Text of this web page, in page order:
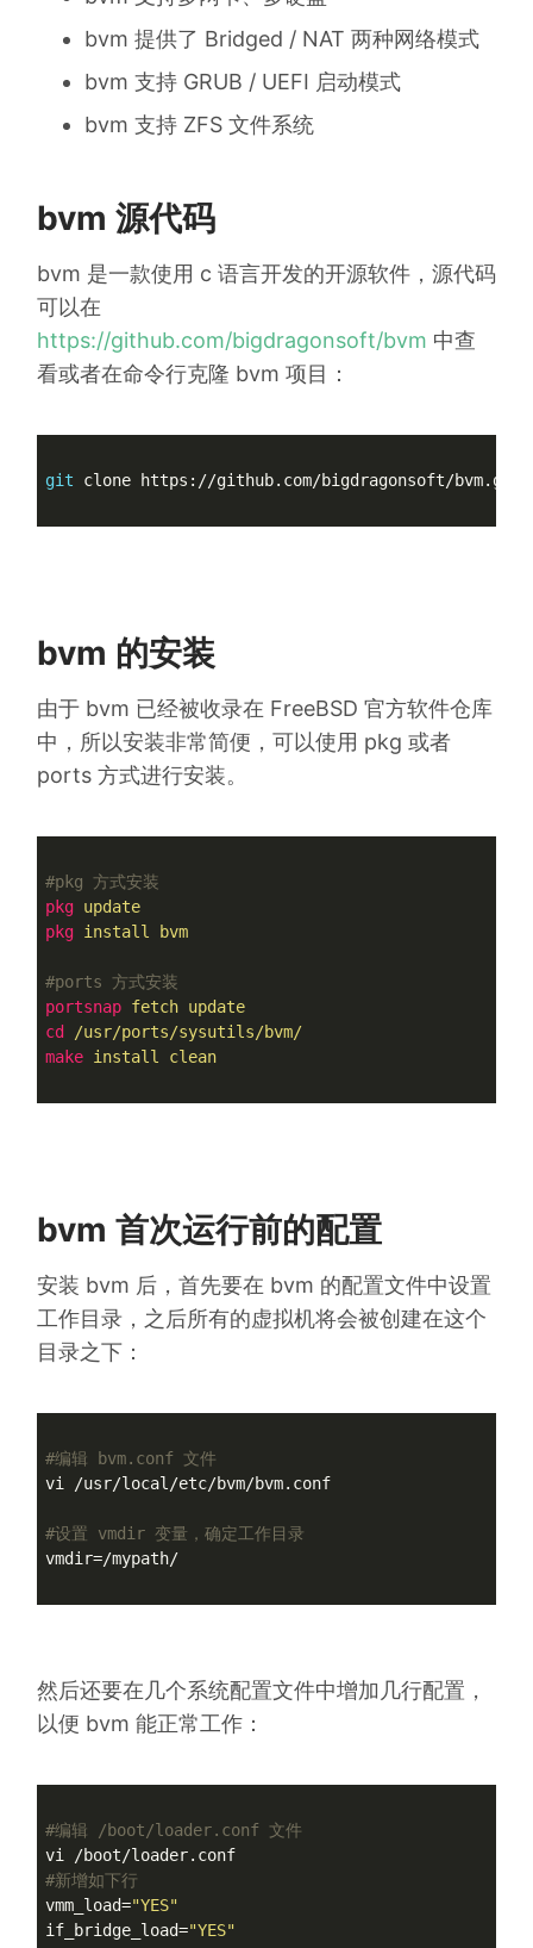
bvm 提供了 Bridged / NAT 两种网络模式
bvm 支持 GRUB / UEFI 启动模式
bvm 支持 ZFS 文件系统
bvm 源代码
bvm 是一款使用 c 语言开发的开源软件，源代码
可以在
https://github.com/bigdragonsoft/bvm 中查
看或者在命令行克隆 bvm 项目：
git clone https://github.com/bigdragonsoft/bvm.git
bvm 的安装
由于 bvm 已经被收录在 FreeBSD 官方软件仓库
中，所以安装非常简便，可以使用 pkg 或者
ports 方式进行安装。
#pkg 方式安装
pkg update
pkg install bvm
#ports 方式安装
portsnap fetch update
cd
/usr/ports/sysutils/bvm/
make install clean
bvm 首次运行前的配置
安装 bvm 后，首先要在 bvm 的配置文件中设置
工作目录，之后所有的虚拟机将会被创建在这个
目录之下：
#编辑 bvm.conf 文件
vi /usr/local/etc/bvm/bvm.conf
#设置 vmdir 变量，确定工作目录
vmdir=/mypath/
然后还要在几个系统配置文件中增加几行配置，
以便 bvm 能正常工作：
#编辑 /boot/loader.conf 文件
#新增如下行
vmm_load="YES"
if_bridge_load="YES"